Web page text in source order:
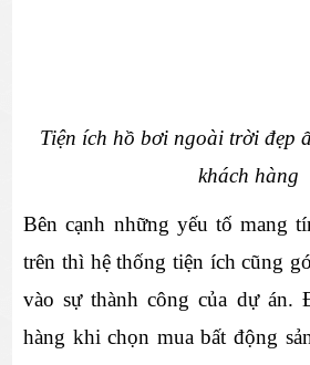
Tiện ích hồ bơi ngoài trời đẹp
khách hàng
Bên cạnh những yếu tố mang
trên thì hệ thống tiện ích cũng
vào sự thành công của dự án.
hàng khi chọn mua bất động